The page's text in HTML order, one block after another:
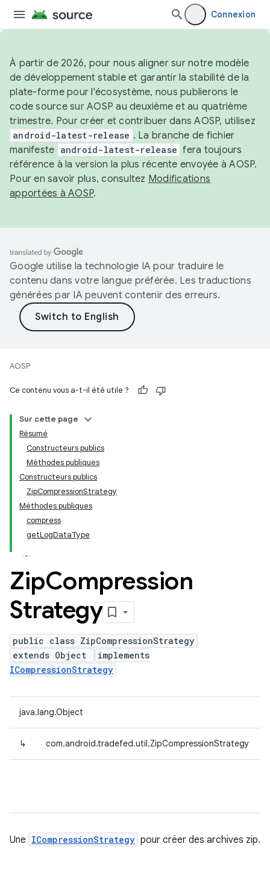
Connexion
À partir de 2026, pour nous aligner sur notre modèle
de développement stable et garantir la stabilité de la
plate-forme pour l'écosystème, nous publierons le
code source sur AOSP au deuxième et au quatrième
trimestre. Pour créer et contribuer dans AOSP, utilisez
android-latest-release . La branche de fichier
manifeste android-latest-release fera toujours
référence à la version la plus récente envoyée à AOSP.
Pour en savoir plus, consultez Modifications
apportées à AOSP.
Google utilise la technologie IA pour traduire le
contenu dans votre langue préférée. Les traductions
générées par IA peuvent contenir des erreurs.
AOSP
Ce contenu vous a-t-il été utile ?
Sur cette page
Résumé
Constructeurs publics
Méthodes publiques
Constructeurs publics
ZipCompressionStrategy
Méthodes publiques
compress
getLogDataType
ZipCompression
Strategy
public class ZipCompressionStrategy
extends Object
implements
ICompressionStrategy
java.lang.Object
↳ com.android.tradefed.util.ZipCompressionStrategy
Une ICompressionStrategy pour créer des archives zip.